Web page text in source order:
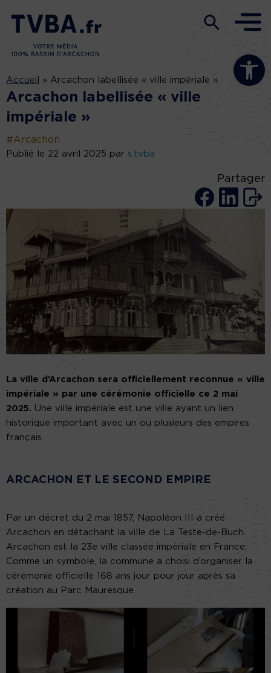
Ouvrir la
Accueil » Arcachon labellisée « ville impériale »
Arcachon labellisée « ville
impériale »
#Arcachon
Publié le 22 avril 2025 par s.tvba
Partager
La ville d’Arcachon sera officiellement reconnue « ville
impériale » par une cérémonie officielle ce 2 mai
2025. Une ville impériale est une ville ayant un lien
historique important avec un ou plusieurs des empires
français.
ARCACHON ET LE SECOND EMPIRE
Par un décret du 2 mai 1857, Napoléon III a créé
Arcachon en détachant la ville de La Teste-de-Buch.
Arcachon est la 23e ville classée impériale en France.
Comme un symbole, la commune a choisi d’organiser la
cérémonie officielle 168 ans jour pour jour après sa
création au Parc Mauresque.